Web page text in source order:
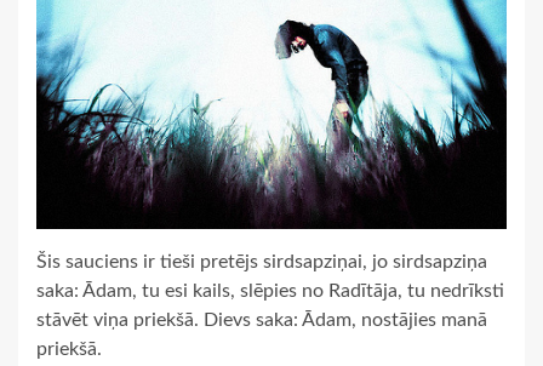
Šis sauciens ir tieši pretējs sirdsapziņai, jo sirdsapziņa
saka: Ādam, tu esi kails, slēpies no Radītāja, tu nedrīksti
stāvēt viņa priekšā. Dievs saka: Ādam, nostājies manā
priekšā.